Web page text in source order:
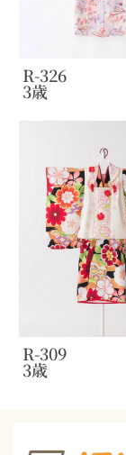
R-326
3歳
R-309
3歳